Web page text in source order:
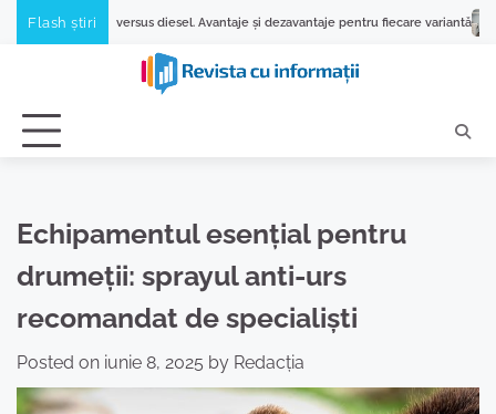
Flash știri
versus diesel. Avantaje și dezavantaje pentru fiecare variantă De ce se
Echipamentul esențial pentru
drumeții: sprayul anti-urs
recomandat de specialiști
Posted on iunie 8, 2025 by Redacția